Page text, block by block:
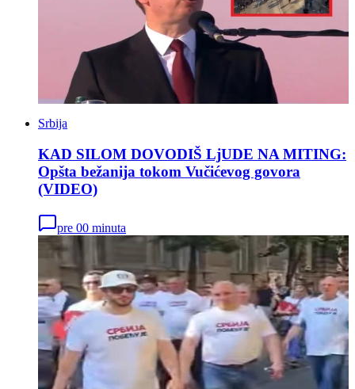
Srbija
KAD SILOM DOVODIŠ LjUDE NA MITING:
Opšta bežanija tokom Vučićevog govora
(VIDEO)
pre 00 minuta